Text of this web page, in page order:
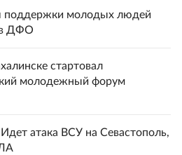
поддержки молодых людей
в ДФО
стартовал
молодежный форум
атака ВСУ на Севастополь,